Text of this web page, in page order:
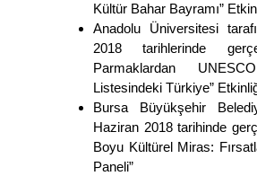
Kültür Bahar Bayramı”
Anadolu Üniversitesi
2018 tarihlerinde
Parmaklardan
Listesindeki Türkiye”
Bursa Büyükşehir
Haziran 2018 tarihinde
Boyu Kültürel Miras:
Paneli”